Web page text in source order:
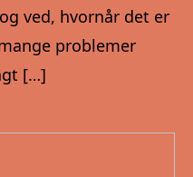
ved, hvornår det er
problemer
[…]